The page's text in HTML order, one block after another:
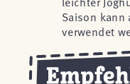
Saison kann
verwendet